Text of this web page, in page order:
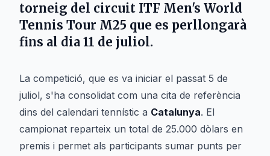
torneig del circuit ITF Men's World
Tennis Tour M25 que es perllongarà
fins al dia 11 de juliol.
La competició, que es va iniciar el passat 5 de
juliol, s'ha consolidat com una cita de referència
dins del calendari tennístic a Catalunya. El
campionat reparteix un total de 25.000 dòlars en
premis i permet als participants sumar punts per